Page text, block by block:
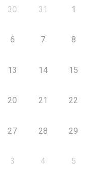
30 31 1
6 7 8
13 14 15
20 21 22
27 28 29
3 4 5